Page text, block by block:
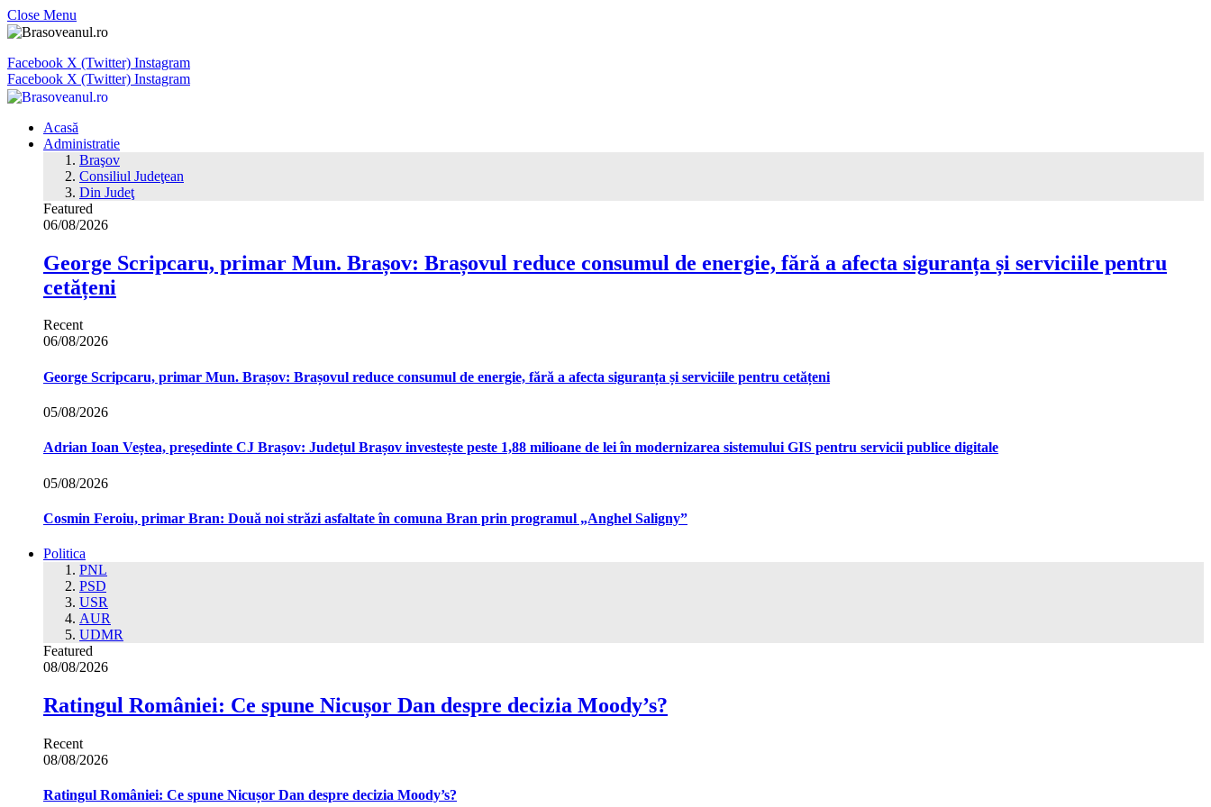
Close Menu
Facebook X (Twitter) Instagram
Facebook X (Twitter) Instagram
Acasă
Administratie
Braşov
Consiliul Judeţean
Din Judeţ
Featured
06/08/2026
George Scripcaru, primar Mun. Brașov: Brașovul reduce consumul de energie, fără a afecta siguranța și serviciile pentru
cetățeni
Recent
06/08/2026
George Scripcaru, primar Mun. Brașov: Brașovul reduce consumul de energie, fără a afecta siguranța și serviciile pentru cetățeni
05/08/2026
Adrian Ioan Veștea, președinte CJ Brașov: Județul Brașov investește peste 1,88 milioane de lei în modernizarea sistemului GIS pentru servicii publice digitale
05/08/2026
Cosmin Feroiu, primar Bran: Două noi străzi asfaltate în comuna Bran prin programul „Anghel Saligny”
Politica
PNL
PSD
USR
AUR
UDMR
Featured
08/08/2026
Ratingul României: Ce spune Nicușor Dan despre decizia Moody’s?
Recent
08/08/2026
Ratingul României: Ce spune Nicușor Dan despre decizia Moody’s?